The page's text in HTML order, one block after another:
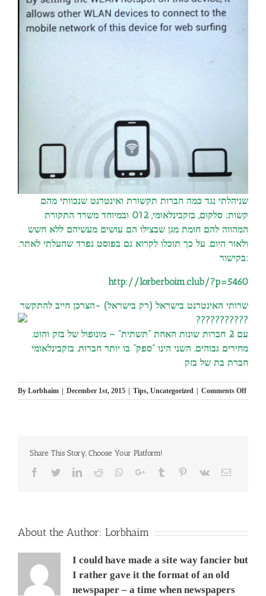
שניהלתי נגד כמה חברות תקשורת ואינטרנט שנכוותי מהם
קשות: סלקום, בזקבינלאומי, 012 ובמיוחד משרד התקורת
המהווה להם חומת מגן שבצילו הם עושים מעשיהם ללא חשש
ולאור היום. על כך תוכלו לקרוא גם בפוסט נפרד שהעלתי לאתר.
בקישור:
http://lorberboim.club/?p=5460
שרותי האינטרנט בישראל (רק בישראל) -הצרכן חייב להתקשר
עם 2 חברות שונות האחת “תשתית” – מונופול של בזק והוט.
מחירים גבוהים. השני הינו “ספק” בו יותר חברות. בזקבינלאומי
חברת בת של בזק
By Lorbhaim | December 1st, 2015 | Tips, Uncategorized | Comments Offon
הגיע
זאת
הקלקות
Share This Story, Choose Your Platform!
Facebook
TwitterLinkedIn
Reddit Whatsapp
Google+Tumblr Pinterest
Vk Email
About the Author: Lorbhaim
I could have made a site way fancier but
I rather gave it the format of an old
newspaper – a time when newspapers